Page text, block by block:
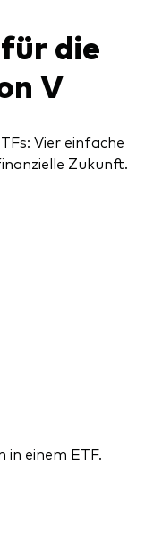
die
V
Vier einfache
Zukunft.
in einem ETF.